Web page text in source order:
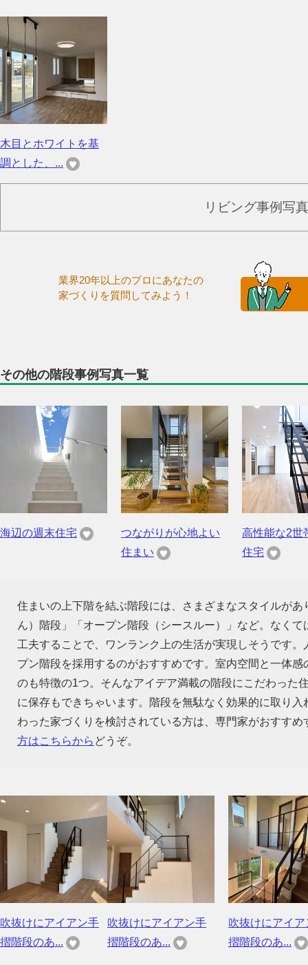
木目とホワイトを基
調とした、...
リビング事例写
業界20年以上のプロにあなたの
家づくりを質問してみよう！
その他の階段事例写真一覧
海辺の週末住宅
つながりが心地よい
住まい
高性能な2世
住宅
住まいの上下階を結ぶ階段には、さまざまなスタイルが
ん）階段」「オープン階段（シースルー）」など。なく
工夫することで、ワンランク上の生活が実現しそうです
プン階段を採用するのがおすすめです。室内空間と一体
のも特徴の1つ。そんなアイデア満載の階段にこだわった
に保存もできちゃいます。階段を無駄なく効果的に取り
わった家づくりを検討されている方は、専門家がおすす
方はこちらから どうぞ。
吹抜けにアイアン手
摺階段のあ...
吹抜けにアイアン手
摺階段のあ...
吹抜けにアイア
摺階段のあ...